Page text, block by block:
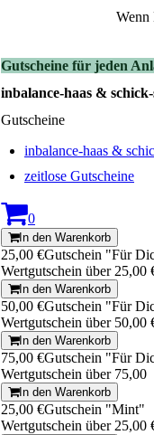
Wenn
Gutscheine für jeden
inbalance-haas &
Gutscheine
inbalance-haas &
zeitlose Gutscheine
0
In den Warenkorb
25,00 €Gutschein "Für
Wertgutschein über 25,00
In den Warenkorb
50,00 €Gutschein "Für
Wertgutschein über 50,00
In den Warenkorb
75,00 €Gutschein "Für
Wertgutschein über 75,00
In den Warenkorb
25,00 €Gutschein "Mint"
Wertgutschein über 25,00